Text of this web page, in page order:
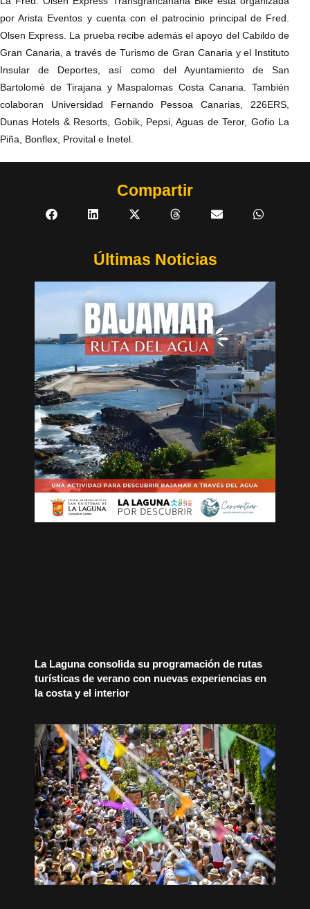
por Arista Eventos y cuenta con el patrocinio principal de Fred.
Olsen Express. La prueba recibe además el apoyo del Cabildo de
Gran Canaria, a través de Turismo de Gran Canaria y el Instituto
Insular de Deportes, así como del Ayuntamiento de San
Bartolomé de Tirajana y Maspalomas Costa Canaria. También
colaboran Universidad Fernando Pessoa Canarias, 226ERS,
Dunas Hotels & Resorts, Gobik, Pepsi, Aguas de Teror, Gofio La
Piña, Bonflex, Provital e Inetel.
Compartir
Últimas Noticias
La Laguna consolida su programación de rutas
turísticas de verano con nuevas experiencias en
la costa y el interior